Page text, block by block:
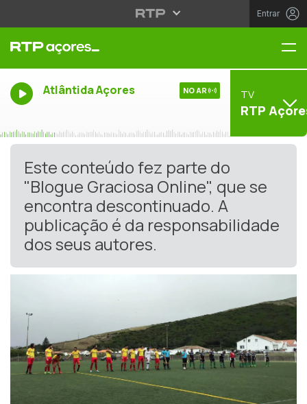
Entrar
Atlântida Açores NO AR TV
RTP
Este conteúdo fez parte do
"Blogue Graciosa Online", que se
encontra descontinuado. A
publicação é da responsabilidade
dos seus autores.